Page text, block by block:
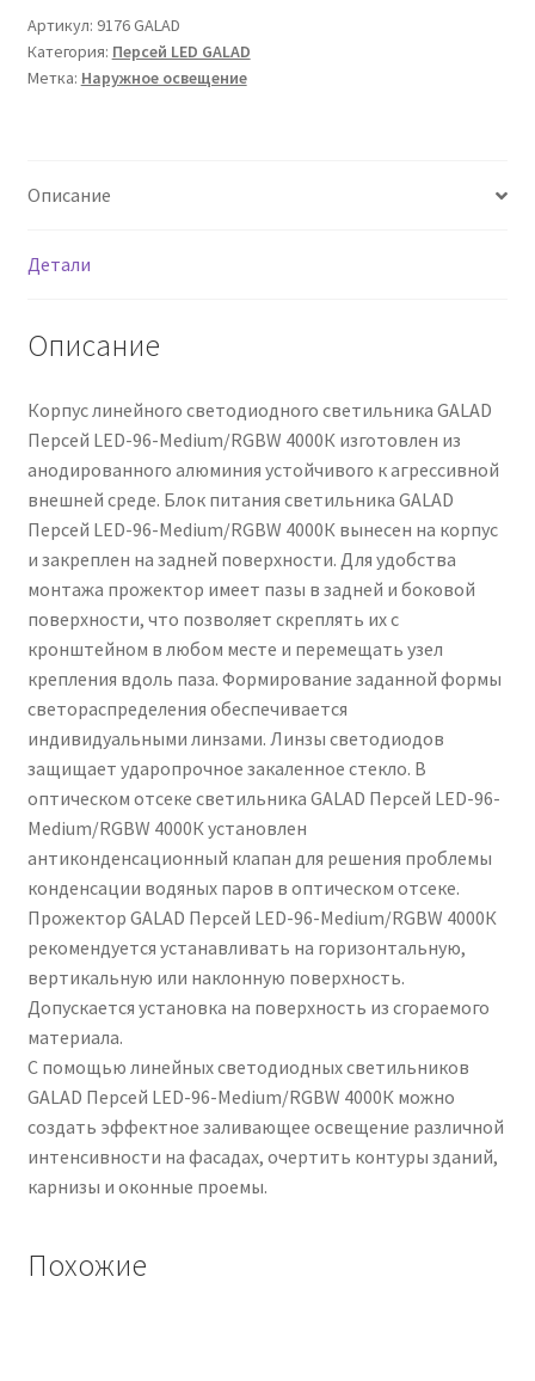
Артикул: 9176 GALAD
Категория: Персей LED GALAD
Метка: Наружное освещение
Описание
Детали
Описание
Корпус линейного светодиодного светильника GALAD
Персей LED-96-Medium/RGBW 4000К изготовлен из
анодированного алюминия устойчивого к агрессивной
внешней среде. Блок питания светильника GALAD
Персей LED-96-Medium/RGBW 4000К вынесен на корпус
и закреплен на задней поверхности. Для удобства
монтажа прожектор имеет пазы в задней и боковой
поверхности, что позволяет скреплять их с
кронштейном в любом месте и перемещать узел
крепления вдоль паза. Формирование заданной формы
светораспределения обеспечивается
индивидуальными линзами. Линзы светодиодов
защищает ударопрочное закаленное стекло. В
оптическом отсеке светильника GALAD Персей LED-96-
Medium/RGBW 4000К установлен
антиконденсационный клапан для решения проблемы
конденсации водяных паров в оптическом отсеке.
Прожектор GALAD Персей LED-96-Medium/RGBW 4000К
рекомендуется устанавливать на горизонтальную,
вертикальную или наклонную поверхность.
Допускается установка на поверхность из сгораемого
материала.
С помощью линейных светодиодных светильников
GALAD Персей LED-96-Medium/RGBW 4000К можно
создать эффектное заливающее освещение различной
интенсивности на фасадах, очертить контуры зданий,
карнизы и оконные проемы.
Похожие